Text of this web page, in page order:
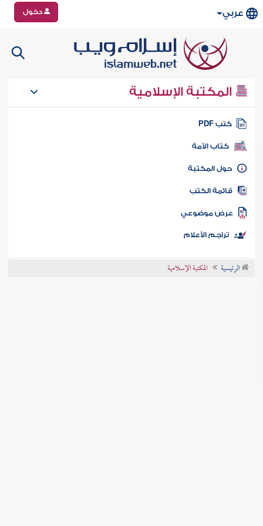
عربي دخول
المكتبة الإسلامية
كتب PDF
كتاب الأمة
المكتبة
الكتب
موضوعي
تراجم الأعلام
الرئيسية المكتبة الإسلامية